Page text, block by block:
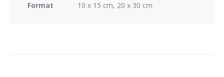
Format 10 x 15 cm, 20 x 30 cm